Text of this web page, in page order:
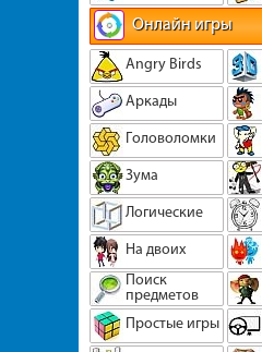
Онлайн игры
Angry Birds
Аркады
Головоломки
Зума
Логические
На двоих
Поиск
предметов
Простые игры